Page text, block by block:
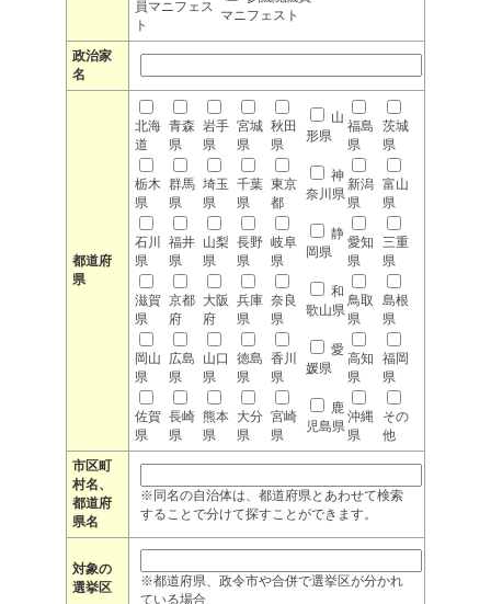
員マニフェス
ト
マニフェスト
政治家
名
都道府
県
北海
道
青森
県
岩手
県
宮城
県
秋田
県
山
形県
福島
県
茨城
県
栃木
県
群馬
県
埼玉
県
千葉
県
東京
都
神
奈川県
新潟
県
富山
県
石川
県
福井
県
山梨
県
長野
県
岐阜
県
静
岡県
愛知
県
三重
県
滋賀
県
京都
府
大阪
府
兵庫
県
奈良
県
和
歌山県
鳥取
県
島根
県
岡山
県
広島
県
山口
県
徳島
県
香川
県
愛
媛県
高知
県
福岡
県
佐賀
県
長崎
県
熊本
県
大分
県
宮崎
県
鹿
児島県
沖縄
県
その
他
市区町
村名、
都道府
県名
※同名の自治体は、都道府県とあわせて検索
することで分けて探すことができます。
対象の
選挙区
※都道府県、政令市や合併で選挙区が分かれ
ている場合